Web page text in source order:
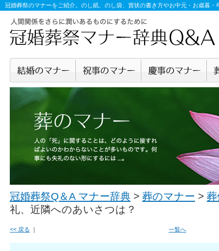
冠婚葬祭のマナーをご紹介。のし紙、のし袋、賞状の書き方やお中元・お歳暮
冠婚葬祭Q＆A マナー辞典 > 葬のマナー >
礼、近隣へのあいさつは？
<< 戻る ｜ 一覧へ